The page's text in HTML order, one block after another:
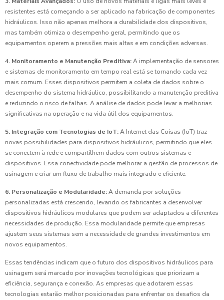
resistentes está começando a ser aplicado na fabricação de componentes
hidráulicos. Isso não apenas melhora a durabilidade dos dispositivos,
mas também otimiza o desempenho geral, permitindo que os
equipamentos operem a pressões mais altas e em condições adversas.
4. Monitoramento e Manutenção Preditiva:A implementação de sensores
e sistemas de monitoramento em tempo real está se tornando cada vez
mais comum. Esses dispositivos permitem a coleta de dados sobre o
desempenho do sistema hidráulico, possibilitando a manutenção preditiva
e reduzindo o risco de falhas. A análise de dados pode levar a melhorias
significativas na operação e na vida útil dos equipamentos.
5. Integração com Tecnologias de IoT:A Internet das Coisas (IoT) traz
novas possibilidades para dispositivos hidráulicos, permitindo que eles
se conectem à rede e compartilhem dados com outros sistemas e
dispositivos. Essa conectividade pode melhorar a gestão de processos de
usinagem e criar um fluxo de trabalho mais integrado e eficiente.
6. Personalização e Modularidade:A demanda por soluções
personalizadas está crescendo, levando os fabricantes a desenvolver
dispositivos hidráulicos modulares que podem ser adaptados a diferentes
necessidades de produção. Essa modularidade permite que empresas
ajustem seus sistemas sem a necessidade de grandes investimentos em
novos equipamentos.
Essas tendências indicam que o futuro dos dispositivos hidráulicos para
usinagem será marcado por inovações tecnológicas que priorizam a
eficiência, segurança e conexão. As empresas que adotarem essas
tecnologias estarão melhor posicionadas para enfrentar os desafios da